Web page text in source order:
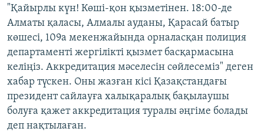
"Қайырлы күн! Көші-қон қызметінен. 18:00-де
Алматы қаласы, Алмалы ауданы, Қарасай батыр
көшесі, 109a мекенжайында орналасқан полиция
департаменті жергілікті қызмет басқармасына
келіңіз. Аккредитация мәселесін сөйлесеміз" деген
хабар түскен. Оны жазған кісі Қазақстандағы
президент сайлауға халықаралық бақылаушы
болуға қажет аккредитация туралы әңгіме болады
деп нақтылаған.